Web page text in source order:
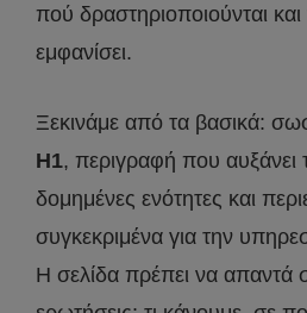
πού δραστηριοποιούνται και
εμφανίσει.
Ξεκινάμε από τα βασικά:
H1, περιγραφή που
δομημένες ενότητες και
συγκεκριμένα για την
Η σελίδα πρέπει να απαντά